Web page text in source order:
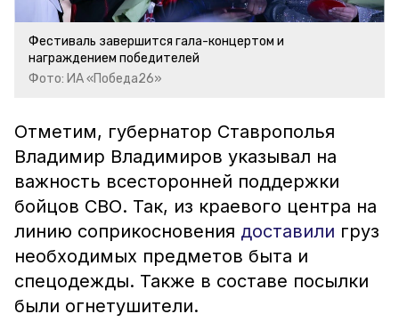
Фестиваль завершится гала-концертом и
награждением победителей
Фото: ИА «Победа26»
Отметим, губернатор Ставрополья
Владимир Владимиров указывал на
важность всесторонней поддержки
бойцов СВО. Так, из краевого центра на
линию соприкосновения доставили груз
необходимых предметов быта и
спецодежды. Также в составе посылки
были огнетушители.